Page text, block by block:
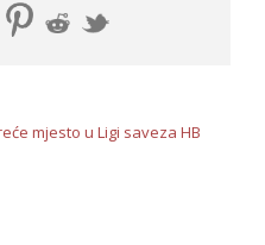
mjesto u Ligi saveza HB